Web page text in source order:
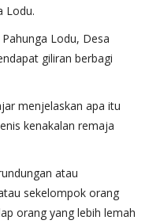
Lodu.
Lodu, Desa
giliran berbagi
menjelaskan apa itu
kenakalan remaja
atau
sekelompok orang
orang yang lebih lemah